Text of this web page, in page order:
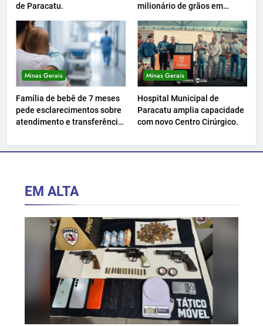
de Paracatu.
milionário de grãos em
Minas Gerais
Família de bebê de 7 meses
pede esclarecimentos sobre
atendimento e transferência
Minas Gerais
Hospital Municipal de
Paracatu amplia capacidade
com novo Centro Cirúrgico.
EM ALTA